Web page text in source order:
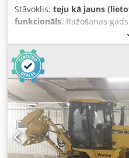
Stāvoklis: teju kā jauns
funkcionāls, Ražošanas
, D10x15 S3 ir
urbšanas iekārta, kas
precīzu virziena un dziļuma
piemērota nelieliem un
komunālo, servisa un
optisko šķiedru kabeļu,
cauruļvadu ieklāšanai.
izmērs un efektivitāte -
aptuveni 60 ZS (44,7 kW) –
Vilkšanas spēks: aptuveni
vilkšanas jauda.